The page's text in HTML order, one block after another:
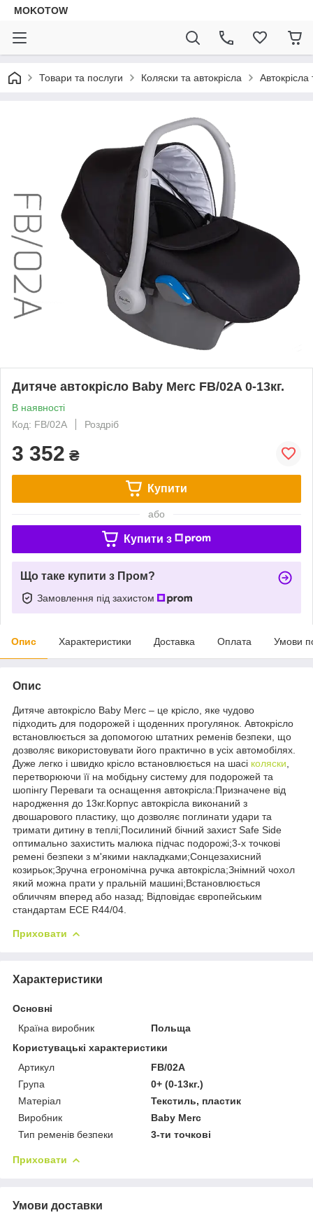
MOKOTOW
Товари та послуги Коляски та автокрісла
Дитяче автокрісло Baby Merc FB/02A 0-13кг.
В наявності
Код: FB/02A
Роздріб
3 352 ₴
Купити
або
Купити з
Що таке купити з Пром?
Замовлення під захистом
Опис Характеристики Доставка Оплата Умови
Опис
Дитяче автокрісло Baby Merc – це крісло, яке чудово
підходить для подорожей і щоденних прогулянок. Автокрісло
встановлюється за допомогою штатних ременів безпеки, що
дозволяє використовувати його практично в усіх автомобілях.
Дуже легко і швидко крісло встановлюється на шасі коляски
перетворюючи її на мобідьну систему для подорожей та
шопінгу Переваги та оснащення автокрісла:Призначене від
народження до 13кг.Корпус автокрісла виконаний з
двошарового пластику, що дозволяє поглинати удари та
тримати дитину в теплі;Посилиний бічний захист Safe Side
оптимально захистить малюка підчас подорожі;3-х точкові
ремені безпеки з м'якими накладками;Сонцезахисний
козирьок;Зручна егрономічна ручка автокрісла;Знімний чохол
який можна прати у пральній машині;Встановлюється
обличчям вперед або назад; Відповідає європейським
стандартам ECE R44/04.
Приховати
Характеристики
Основні
Країна виробник
Польща
Користувацькi характеристики
Артикул
FB/02A
Група
0+ (0-13кг.)
Матеріал
Текстиль, пластик
Виробник
Baby Merc
Тип ременів безпеки
3-ти точкові
Приховати
Умови доставки